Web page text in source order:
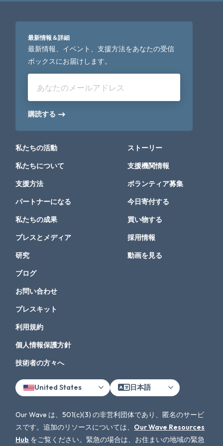
最新情報＆詳細
最新情報、イベント、支援方法をあなたの受信
ボックスにお届けします。
あなたのメールアドレス
購読する
私たちの活動
私たちについて
支援方法
パートナーになる
私たちの成果
プレスとメディア
研究
ストーリー
支援機関情報
ボランティア募集
今日寄付する
買い物する
採用情報
動画を見る
ブログ
お問い合わせ
プレスキット
利用規約
個人情報保護方針
技術者の方々へ
United States 日本語
Our Wave は、501(c)(3) の非営利団体であり、匿名のサービ
スです。追加のリソースについては、 Our Wave Resources
Hub をご覧ください。緊急の場合は、お住まいの地域の緊急